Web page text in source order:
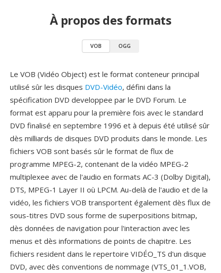
À propos des formats
VOB OGG
Le VOB (Vidéo Object) est le format conteneur principal
utilisé sûr les disques DVD-Vidéo, défini dans la
spécification DVD developpee par le DVD Forum. Le
format est apparu pour la première fois avec le standard
DVD finalisé en septembre 1996 et à depuis été utilisé sûr
dès milliards de disques DVD produits dans le monde. Les
fichiers VOB sont basés sûr le format de flux de
programme MPEG-2, contenant de la vidéo MPEG-2
multiplexee avec de l'audio en formats AC-3 (Dolby Digital),
DTS, MPEG-1 Layer II où LPCM. Au-delà de l'audio et de la
vidéo, les fichiers VOB transportent également dès flux de
sous-titres DVD sous forme de superpositions bitmap,
dès données de navigation pour l'interaction avec les
menus et dès informations de points de chapitre. Les
fichiers resident dans le repertoire VIDÉO_TS d'un disque
DVD, avec dès conventions de nommage (VTS_01_1.VOB,